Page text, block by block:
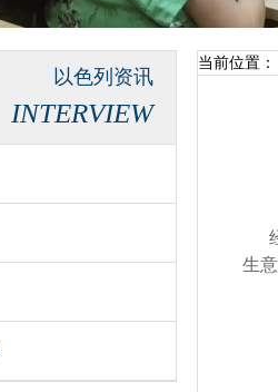
以色列资讯
INTERVIEW
当前位置：
生